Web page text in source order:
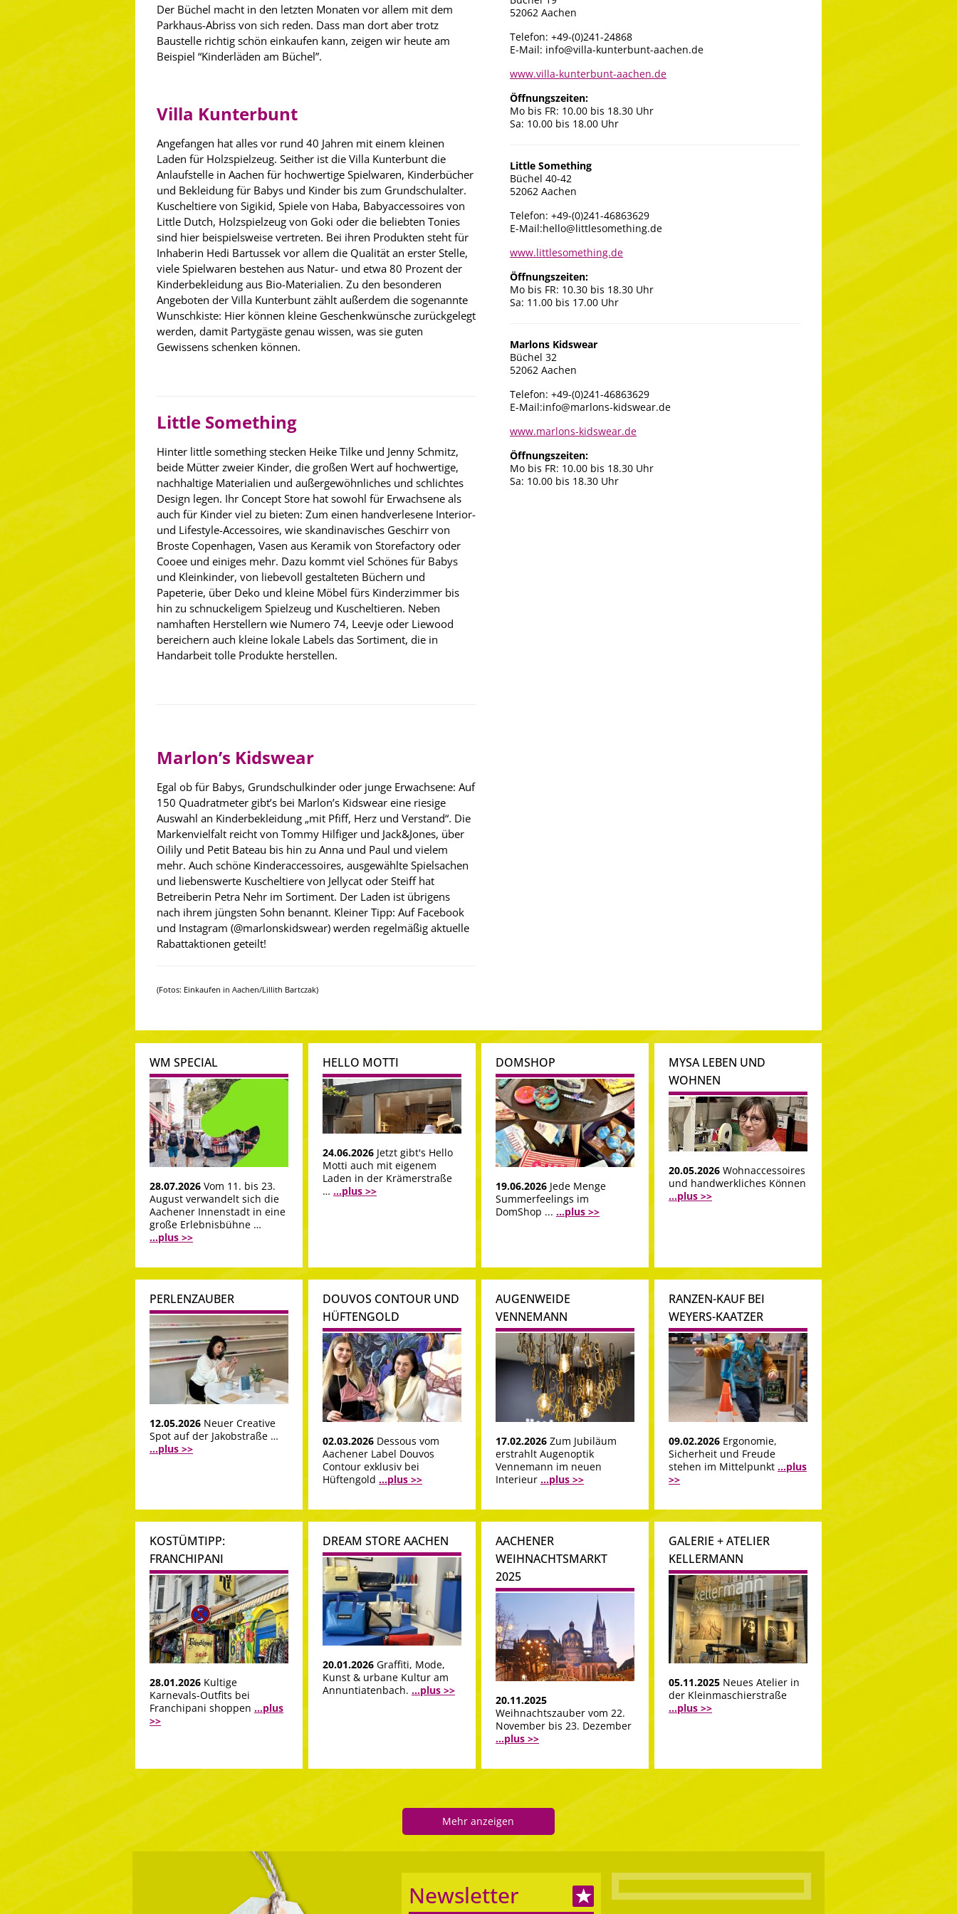
Der Büchel macht in den letzten Monaten vor allem mit dem
Parkhaus-Abriss von sich reden. Dass man dort aber trotz
Baustelle richtig schön einkaufen kann, zeigen wir heute am
Beispiel “Kinderläden am Büchel”.
Villa Kunterbunt
Angefangen hat alles vor rund 40 Jahren mit einem kleinen
Laden für Holzspielzeug. Seither ist die Villa Kunterbunt die
Anlaufstelle in Aachen für hochwertige Spielwaren, Kinderbücher
und Bekleidung für Babys und Kinder bis zum Grundschulalter.
Kuscheltiere von Sigikid, Spiele von Haba, Babyaccessoires von
Little Dutch, Holzspielzeug von Goki oder die beliebten Tonies
sind hier beispielsweise vertreten. Bei ihren Produkten steht für
Inhaberin Hedi Bartussek vor allem die Qualität an erster Stelle,
viele Spielwaren bestehen aus Natur- und etwa 80 Prozent der
Kinderbekleidung aus Bio-Materialien. Zu den besonderen
Angeboten der Villa Kunterbunt zählt außerdem die sogenannte
Wunschkiste: Hier können kleine Geschenkwünsche zurückgelegt
werden, damit Partygäste genau wissen, was sie guten
Gewissens schenken können.
Little Something
Hinter little something stecken Heike Tilke und Jenny Schmitz,
beide Mütter zweier Kinder, die großen Wert auf hochwertige,
nachhaltige Materialien und außergewöhnliches und schlichtes
Design legen. Ihr Concept Store hat sowohl für Erwachsene als
auch für Kinder viel zu bieten: Zum einen handverlesene Interior-
und Lifestyle-Accessoires, wie skandinavisches Geschirr von
Broste Copenhagen, Vasen aus Keramik von Storefactory oder
Cooee und einiges mehr. Dazu kommt viel Schönes für Babys
und Kleinkinder, von liebevoll gestalteten Büchern und
Papeterie, über Deko und kleine Möbel fürs Kinderzimmer bis
hin zu schnuckeligem Spielzeug und Kuscheltieren. Neben
namhaften Herstellern wie Numero 74, Leevje oder Liewood
bereichern auch kleine lokale Labels das Sortiment, die in
Handarbeit tolle Produkte herstellen.
Marlon’s Kidswear
Egal ob für Babys, Grundschulkinder oder junge Erwachsene: Auf
150 Quadratmeter gibt’s bei Marlon’s Kidswear eine riesige
Auswahl an Kinderbekleidung „mit Pfiff, Herz und Verstand“. Die
Markenvielfalt reicht von Tommy Hilfiger und Jack&Jones, über
Oilily und Petit Bateau bis hin zu Anna und Paul und vielem
mehr. Auch schöne Kinderaccessoires, ausgewählte Spielsachen
und liebenswerte Kuscheltiere von Jellycat oder Steiff hat
Betreiberin Petra Nehr im Sortiment. Der Laden ist übrigens
nach ihrem jüngsten Sohn benannt. Kleiner Tipp: Auf Facebook
und Instagram (@marlonskidswear) werden regelmäßig aktuelle
Rabattaktionen geteilt!
(Fotos: Einkaufen in Aachen/Lillith Bartczak)
52062 Aachen
Telefon: +49-(0)241-24868
E-Mail: info@villa-kunterbunt-aachen.de
www.villa-kunterbunt-aachen.de
Öffnungszeiten:
Mo bis FR: 10.00 bis 18.30 Uhr
Sa: 10.00 bis 18.00 Uhr
Little Something
Büchel 40-42
52062 Aachen
Telefon: +49-(0)241-46863629
E-Mail:hello@littlesomething.de
www.littlesomething.de
Öffnungszeiten:
Mo bis FR: 10.30 bis 18.30 Uhr
Sa: 11.00 bis 17.00 Uhr
Marlons Kidswear
Büchel 32
52062 Aachen
Telefon: +49-(0)241-46863629
E-Mail:info@marlons-kidswear.de
www.marlons-kidswear.de
Öffnungszeiten:
Mo bis FR: 10.00 bis 18.30 Uhr
Sa: 10.00 bis 18.30 Uhr
WM SPECIAL
28.07.2026 Vom 11. bis 23.
August verwandelt sich die
Aachener Innenstadt in eine
große Erlebnisbühne …
...plus >>
HELLO MOTTI
24.06.2026 Jetzt gibt's Hello
Motti auch mit eigenem
Laden in der Krämerstraße
… ...plus >>
DOMSHOP
19.06.2026 Jede Menge
Summerfeelings im
DomShop ... ...plus >>
MYSA LEBEN UND
WOHNEN
20.05.2026 Wohnaccessoires
und handwerkliches Können
...plus >>
PERLENZAUBER
12.05.2026 Neuer Creative
Spot auf der Jakobstraße …
...plus >>
DOUVOS CONTOUR UND
HÜFTENGOLD
02.03.2026 Dessous vom
Aachener Label Douvos
Contour exklusiv bei
Hüftengold ...plus >>
AUGENWEIDE
VENNEMANN
17.02.2026 Zum Jubiläum
erstrahlt Augenoptik
Vennemann im neuen
Interieur ...plus >>
RANZEN-KAUF BEI
WEYERS-KAATZER
09.02.2026 Ergonomie,
Sicherheit und Freude
stehen im Mittelpunkt ...plus
>>
KOSTÜMTIPP:
FRANCHIPANI
28.01.2026 Kultige
Karnevals-Outfits bei
Franchipani shoppen ...plus
>>
DREAM STORE AACHEN
20.01.2026 Graffiti, Mode,
Kunst & urbane Kultur am
Annuntiatenbach. ...plus >>
AACHENER
WEIHNACHTSMARKT
2025
20.11.2025
Weihnachtszauber vom 22.
November bis 23. Dezember
...plus >>
GALERIE + ATELIER
KELLERMANN
05.11.2025 Neues Atelier in
der Kleinmaschierstraße
...plus >>
Mehr anzeigen
Newsletter